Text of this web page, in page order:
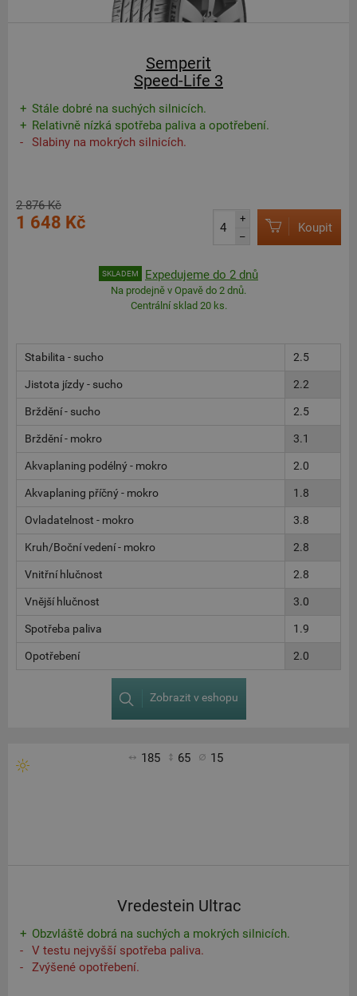
Semperit
Speed-Life 3
Stále dobré na suchých silnicích.
Relativně nízká spotřeba paliva a opotřebení.
Slabiny na mokrých silnicích.
2 876 Kč
1 648 Kč
+
–
Koupit
SKLADEM Expedujeme do 2 dnů
Na prodejně v Opavě do 2 dnů.
Centrální sklad 20 ks.
Stabilita - sucho 2.5
Jistota jízdy - sucho 2.2
Brždění - sucho 2.5
Brždění - mokro 3.1
Akvaplaning podélný - mokro 2.0
Akvaplaning příčný - mokro 1.8
Ovladatelnost - mokro 3.8
Kruh/Boční vedení - mokro 2.8
Vnitřní hlučnost 2.8
Vnější hlučnost 3.0
Spotřeba paliva 1.9
Opotřebení 2.0
Zobrazit v eshopu
185 65 15
Vredestein Ultrac
Obzvláště dobrá na suchých a mokrých silnicích.
V testu nejvyšší spotřeba paliva.
Zvýšené opotřebení.